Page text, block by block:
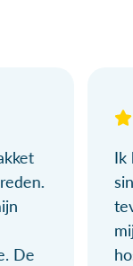
De
Ik